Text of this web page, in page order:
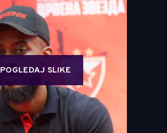
POGLEDAJ SLIKE